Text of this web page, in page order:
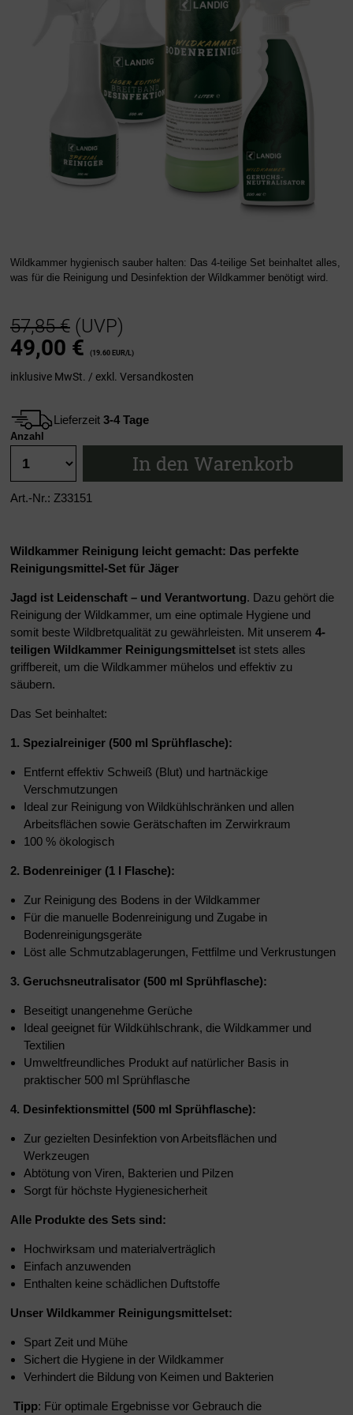
Wildkammer hygienisch sauber halten: Das 4-teilige Set beinhaltet alles,
was für die Reinigung und Desinfektion der Wildkammer benötigt wird.
57,85 € (UVP)
49,00 € (19.60 EUR/L)
inklusive MwSt. / exkl. Versandkosten
Lieferzeit 3-4 Tage
Anzahl
In den Warenkorb
Art.-Nr.: Z33151
Wildkammer Reinigung leicht gemacht: Das perfekte
Reinigungsmittel-Set für Jäger
Jagd ist Leidenschaft – und Verantwortung. Dazu gehört die
Reinigung der Wildkammer, um eine optimale Hygiene und
somit beste Wildbretqualität zu gewährleisten. Mit unserem 4-
teiligen Wildkammer Reinigungsmittelset ist stets alles
griffbereit, um die Wildkammer mühelos und effektiv zu
säubern.
Das Set beinhaltet:
1. Spezialreiniger (500 ml Sprühflasche):
Entfernt effektiv Schweiß (Blut) und hartnäckige
Verschmutzungen
Ideal zur Reinigung von Wildkühlschränken und allen
Arbeitsflächen sowie Gerätschaften im Zerwirkraum
100 % ökologisch
2. Bodenreiniger (1 l Flasche):
Zur Reinigung des Bodens in der Wildkammer
Für die manuelle Bodenreinigung und Zugabe in
Bodenreinigungsgeräte
Löst alle Schmutzablagerungen, Fettfilme und Verkrustungen
3. Geruchsneutralisator (500 ml Sprühflasche):
Beseitigt unangenehme Gerüche
Ideal geeignet für Wildkühlschrank, die Wildkammer und
Textilien
Umweltfreundliches Produkt auf natürlicher Basis in
praktischer 500 ml Sprühflasche
4. Desinfektionsmittel (500 ml Sprühflasche):
Zur gezielten Desinfektion von Arbeitsflächen und
Werkzeugen
Abtötung von Viren, Bakterien und Pilzen
Sorgt für höchste Hygienesicherheit
Alle Produkte des Sets sind:
Hochwirksam und materialverträglich
Einfach anzuwenden
Enthalten keine schädlichen Duftstoffe
Unser Wildkammer Reinigungsmittelset:
Spart Zeit und Mühe
Sichert die Hygiene in der Wildkammer
Verhindert die Bildung von Keimen und Bakterien
Tipp: Für optimale Ergebnisse vor Gebrauch die